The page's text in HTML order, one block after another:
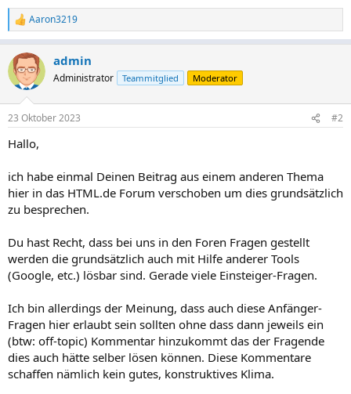
R
e
k
t
i
n
e
:
Aaron3219
admin
Administrator Teammitglied Moderator
23 Oktober 2023 #2
Hallo,
ich habe einmal Deinen Beitrag aus einem anderen Thema
hier in das HTML.de Forum verschoben um dies grundsätzlich
zu besprechen.
Du hast Recht, dass bei uns in den Foren Fragen gestellt
werden die grundsätzlich auch mit Hilfe anderer Tools
(Google, etc.) lösbar sind. Gerade viele Einsteiger-Fragen.
Ich bin allerdings der Meinung, dass auch diese Anfänger-
Fragen hier erlaubt sein sollten ohne dass dann jeweils ein
(btw: off-topic) Kommentar hinzukommt das der Fragende
dies auch hätte selber lösen können. Diese Kommentare
schaffen nämlich kein gutes, konstruktives Klima.